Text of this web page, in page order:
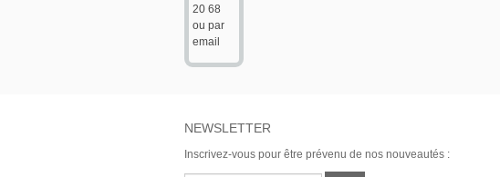
20 68
ou par
email
NEWSLETTER
Inscrivez-vous pour être prévenu de nos nouveautés :